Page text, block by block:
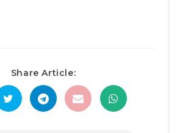
Share Article: